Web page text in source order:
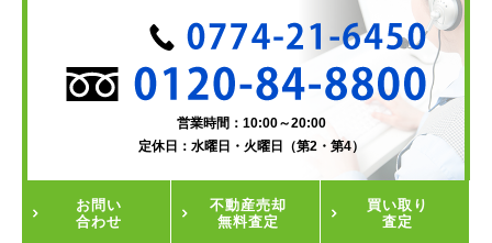
営業時間：10:00～20:00
定休日：水曜日・火曜日（第2・第4）
お問い
合わせ
不動産売却
無料査定
買い取り
査定